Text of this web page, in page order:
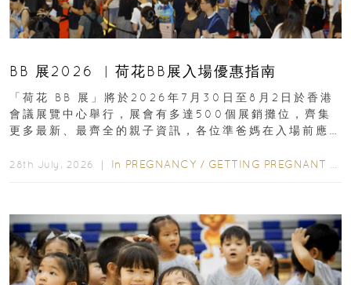
BB 展2026 ︳荷花BB展入場優惠指南
「荷花 BB 展」將於2026年7月30日至8月2日於香港
會議展覽中心舉行，展會有多達500個展銷攤位，齊集
更多最新、最齊全的親子資訊，各位準爸媽在入場前應
28th July, 2026 ｜ In PREGNANCY / GETTING PREGNANT